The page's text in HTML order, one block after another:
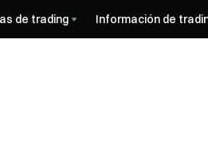
de trading Información de